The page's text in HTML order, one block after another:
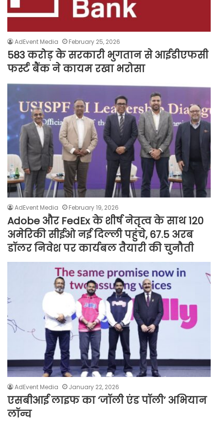
AdEvent Media February 25, 2026
583 करोड़ के सरकारी भुगतान से आईडीएफसी
फर्स्ट बैंक ने कायम रखा भरोसा
AdEvent Media February 19, 2026
Adobe और FedEx के शीर्ष नेतृत्व के साथ 120
अमेरिकी सीईओ नई दिल्ली पहुंचे, 67.5 अरब
डॉलर निवेश पर कार्यबल तैयारी की चुनौती
AdEvent Media January 22, 2026
एसबीआई लाइफ का ‘जॉली एंड पॉली’ अभियान
लॉन्च